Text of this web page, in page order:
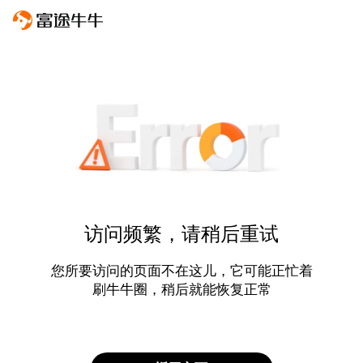
访问频繁，请稍后重试
您所要访问的页面不在这儿，它可能正忙着
刷牛牛圈，稍后就能恢复正常